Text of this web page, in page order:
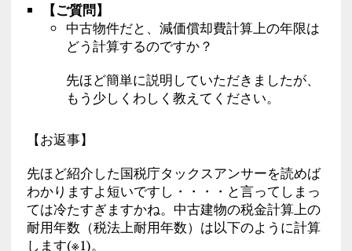
【ご質問】
中古物件だと、減価償却費計算上の年限は
どう計算するのですか？
先ほど簡単に説明していただきましたが、
もう少しくわしく教えてください。
【お返事】
先ほど紹介した国税庁タックスアンサーを読めば
わかりますよ短いですし・・・・と言ってしまっ
ては冷たすぎますかね。中古建物の税金計算上の
耐用年数（税法上耐用年数）は以下のように計算
します(※1)。